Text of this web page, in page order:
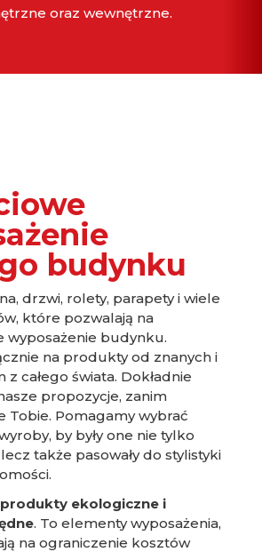
oraz wewnętrzne.
budynku
drzwi, rolety, parapety i wiele
które pozwalają na
wyposażenie budynku.
na produkty od znanych i
całego świata. Dokładnie
propozycje, zanim
Tobie. Pomagamy wybrać
by były one nie tylko
także pasowały do stylistyki
ekologiczne i
. To elementy wyposażenia,
na ograniczenie kosztów